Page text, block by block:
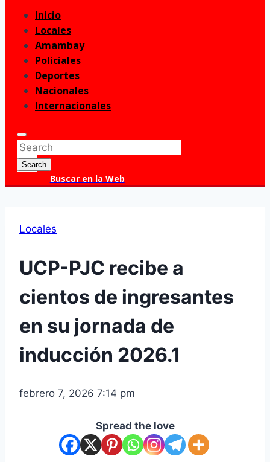
Menu
Inicio
Locales
Amambay
Policiales
Deportes
Nacionales
Internacionales
Enter
Keyword
Search
for:
Search
SearchBuscar en la Web
Locales
UCP-PJC recibe a
cientos de ingresantes
en su jornada de
inducción 2026.1
febrero 7, 2026 7:14 pm
Spread the love